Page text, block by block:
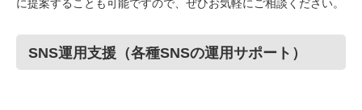
に提案することも可能ですので、ぜひお気軽にご相談ください。
SNS運用支援（各種SNSの運用サポート）